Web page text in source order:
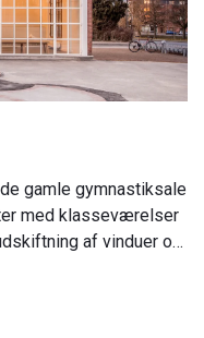
gamle gymnastiksale
med klasseværelser
af vinduer og
gamle gulve fra